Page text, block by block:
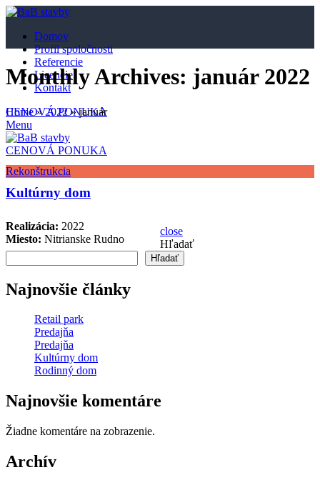
Domov
Profil spoločnosti
Referencie
Licencie
Kontakt
CENOVÁ PONUKA
Menu
CENOVÁ PONUKA
Monthly Archives: január 2022
Home»2022»január
Rekonštrukcia
Kultúrny dom
Realizácia: 2022
Miesto: Nitrianske Rudno
close
Hľadať
Hľadať
Najnovšie články
Retail park
Predajňa
Predajňa
Kultúrny dom
Rodinný dom
Najnovšie komentáre
Žiadne komentáre na zobrazenie.
Archív